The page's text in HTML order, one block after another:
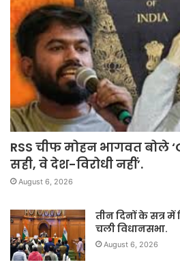
RSS चीफ मोहन भागवत बोले
सही, वे देश-विरोधी नहीं’.
August 6, 2026
तीन दिनों के सत्र में
चली विधानसभा.
August 6, 2026